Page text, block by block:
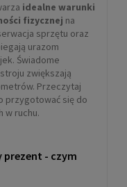
idealne warunki
fizycznej na
sprzętu oraz
urazom
Świadome
zwiększają
Przeczytaj
przygotować się do
w ruchu.
prezent - czym